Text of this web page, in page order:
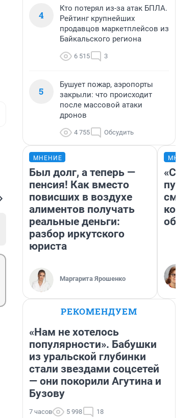
4
Кто потерял из-за атак БПЛА.
Рейтинг крупнейших
продавцов маркетплейсов из
Байкальского региона
6 515 3
5
Бушует пожар, аэропорты
закрыли: что происходит
после массовой атаки
дронов
4 755 Обсудить
МНЕНИЕ
Был долг, а теперь —
пенсия! Как вместо
повисших в воздухе
алиментов получать
реальные деньги:
разбор иркутского
юриста
Маргарита Ярошенко
РЕКОМЕНДУЕМ
«Нам не хотелось
популярности». Бабушки
из уральской глубинки
стали звездами соцсетей
— они покорили Агутина и
Бузову
7 часов 5 998 18